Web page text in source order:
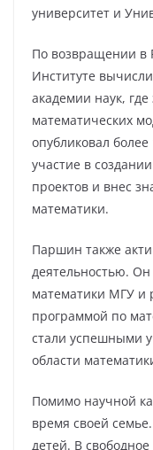
университет и
По возвращении в
Институте
академии наук,
математических
опубликовал
участие в
проектов и внес
математики.
Паршин также
деятельностью.
математики МГУ и
программой по
стали успешными
области
Помимо научной
время своей
детей. В